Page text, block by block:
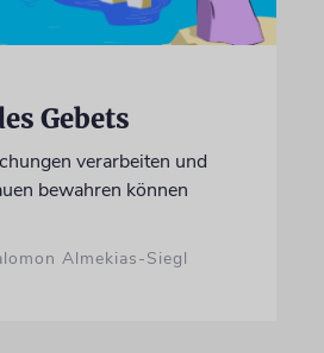
Gebets
verarbeiten und
bewahren können
Almekias-Siegl